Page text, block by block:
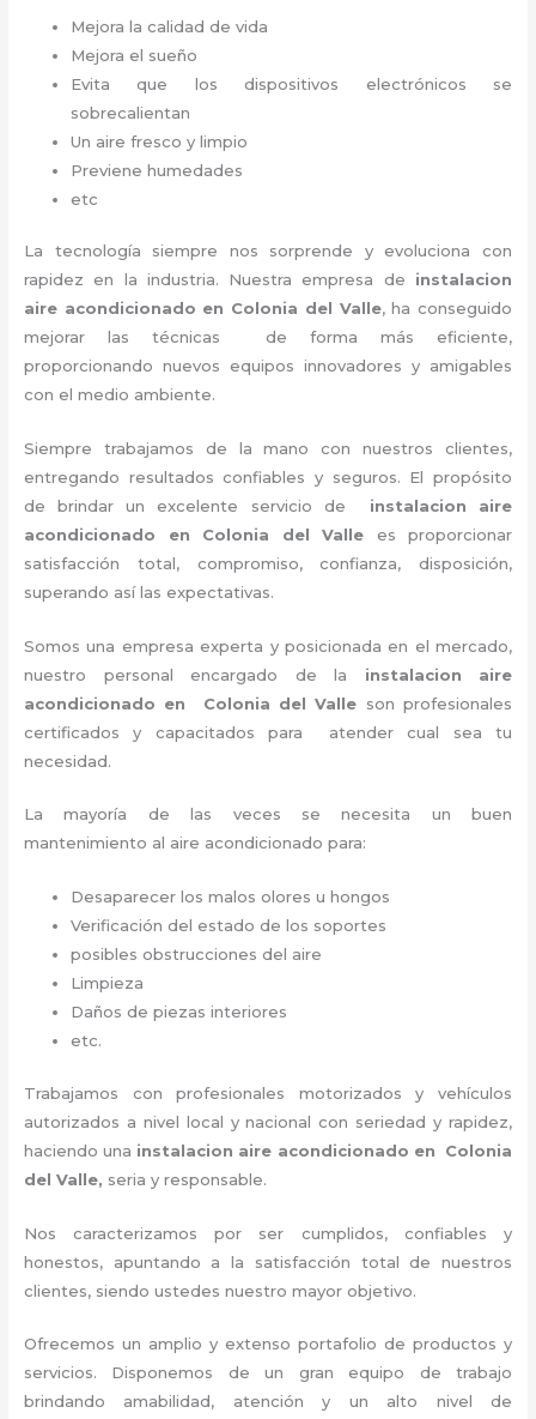
Mejora la calidad de vida
Mejora el sueño
Evita que los dispositivos electrónicos se
sobrecalientan
Un aire fresco y limpio
Previene humedades
etc
La tecnología siempre nos sorprende y evoluciona con
rapidez en la industria. Nuestra empresa de instalacion
aire acondicionado en Colonia del Valle, ha conseguido
mejorar las técnicas de forma más eficiente,
proporcionando nuevos equipos innovadores y amigables
con el medio ambiente.
Siempre trabajamos de la mano con nuestros clientes,
entregando resultados confiables y seguros. El propósito
de brindar un excelente servicio de instalacion aire
acondicionado en Colonia del Valle
es proporcionar
satisfacción total, compromiso, confianza, disposición,
superando así las expectativas.
Somos una empresa experta y posicionada en el mercado,
nuestro personal encargado de la instalacion aire
acondicionado en Colonia del Valle son profesionales
certificados y capacitados para atender cual sea tu
necesidad.
La mayoría de las veces se necesita un buen
mantenimiento al aire acondicionado para:
Desaparecer los malos olores u hongos
Verificación del estado de los soportes
posibles obstrucciones del aire
Limpieza
Daños de piezas interiores
etc.
Trabajamos con profesionales motorizados y vehículos
autorizados a nivel local y nacional con seriedad y rapidez,
haciendo una instalacion aire acondicionado en Colonia
del Valle, seria y responsable.
Nos caracterizamos por ser cumplidos, confiables y
honestos, apuntando a la satisfacción total de nuestros
clientes, siendo ustedes nuestro mayor objetivo.
Ofrecemos un amplio y extenso portafolio de productos y
servicios. Disponemos de un gran equipo de trabajo
brindando amabilidad, atención y un alto nivel de